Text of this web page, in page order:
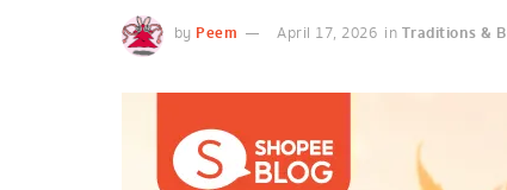
by Peem April 17, 2026 in Traditions &